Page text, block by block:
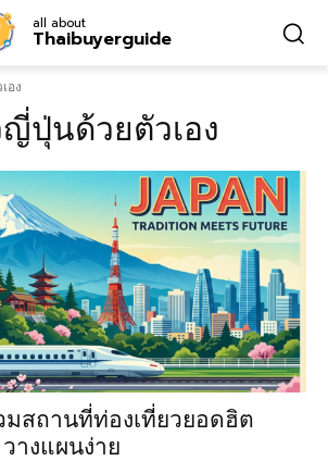
all about
Thaibuyerguide
อง
ญี่ปุ่นด้วยตัวเอง
สถานที่ท่องเที่ยวยอดฮิต
างแผนง่าย